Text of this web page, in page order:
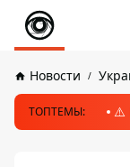
Новости
ТОПТЕМЫ: ⚠️